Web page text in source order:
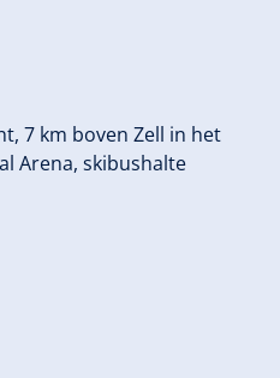
7 km boven Zell in het
Arena, skibushalte